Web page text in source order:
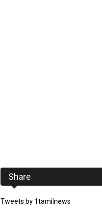
Share
Tweets by 1tamilnews